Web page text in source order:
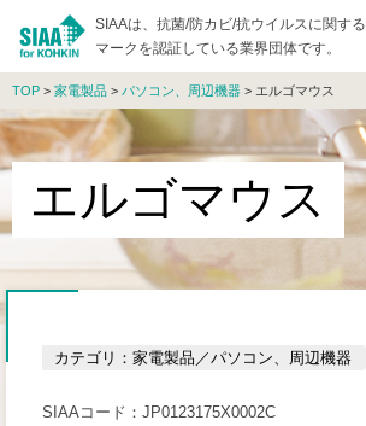
SIAAは、抗菌/防カビ/抗ウイルスに関する
マークを認証している業界団体です。
TOP > 家電製品 > パソコン、周辺機器 > エルゴマウス
エルゴマウス
カテゴリ：家電製品／パソコン、周辺機器
SIAAコード：JP0123175X0002C